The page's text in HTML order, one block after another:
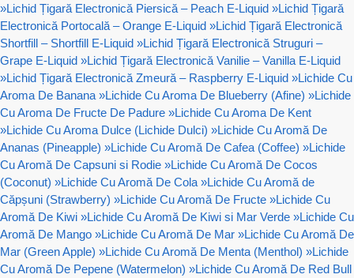
»Lichid Țigară Electronică Piersică – Peach E-Liquid »Lichid Țigară
Electronică Portocală – Orange E-Liquid »Lichid Țigară Electronică
Shortfill – Shortfill E-Liquid »Lichid Țigară Electronică Struguri –
Grape E-Liquid »Lichid Țigară Electronică Vanilie – Vanilla E-Liquid
»Lichid Țigară Electronică Zmeură – Raspberry E-Liquid »Lichide Cu
Aroma De Banana »Lichide Cu Aroma De Blueberry (Afine) »Lichide
Cu Aroma De Fructe De Padure »Lichide Cu Aroma De Kent
»Lichide Cu Aroma Dulce (Lichide Dulci) »Lichide Cu Aromă De
Ananas (Pineapple) »Lichide Cu Aromă De Cafea (Coffee) »Lichide
Cu Aromă De Capsuni si Rodie »Lichide Cu Aromă De Cocos
(Coconut) »Lichide Cu Aromă De Cola »Lichide Cu Aromă de
Căpșuni (Strawberry) »Lichide Cu Aromă De Fructe »Lichide Cu
Aromă De Kiwi »Lichide Cu Aromă De Kiwi si Mar Verde »Lichide Cu
Aromă De Mango »Lichide Cu Aromă De Mar »Lichide Cu Aromă De
Mar (Green Apple) »Lichide Cu Aromă De Menta (Menthol) »Lichide
Cu Aromă De Pepene (Watermelon) »Lichide Cu Aromă De Red Bull